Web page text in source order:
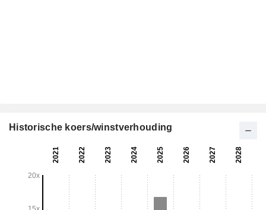
Historische koers/winstverhouding